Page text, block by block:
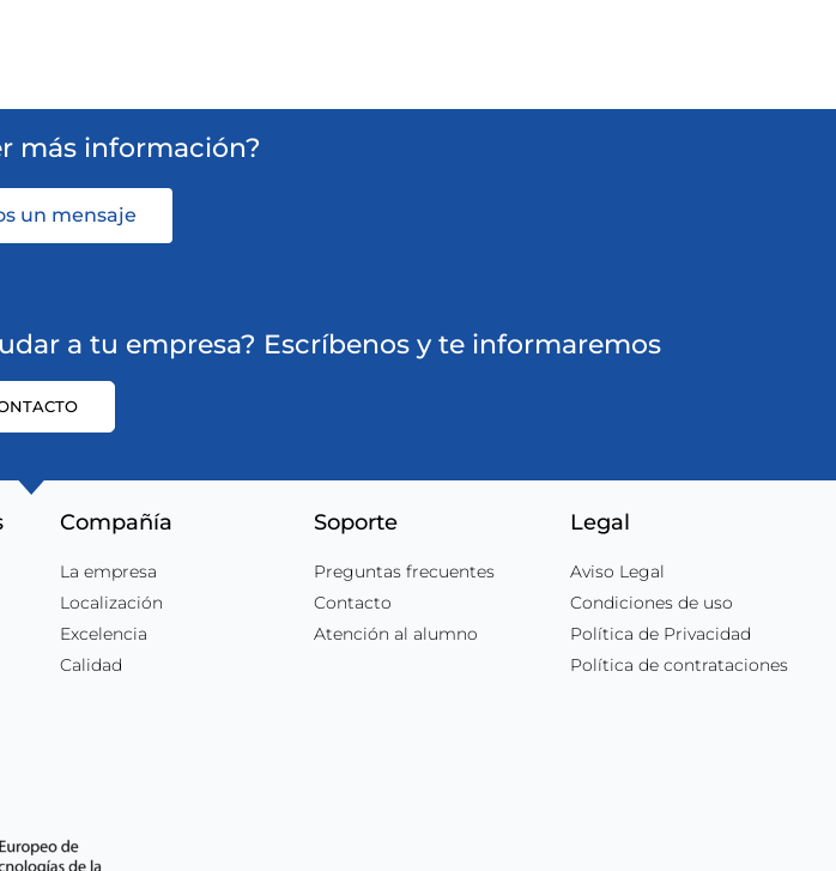
más información?
un mensaje
a tu empresa? Escríbenos y te informaremos
Compañía
La empresa
Localización
Excelencia
Calidad
Soporte
Preguntas frecuentes
Contacto
Atención al alumno
Legal
Aviso Legal
Condiciones de uso
Política de Privacidad
Política de contrataciones